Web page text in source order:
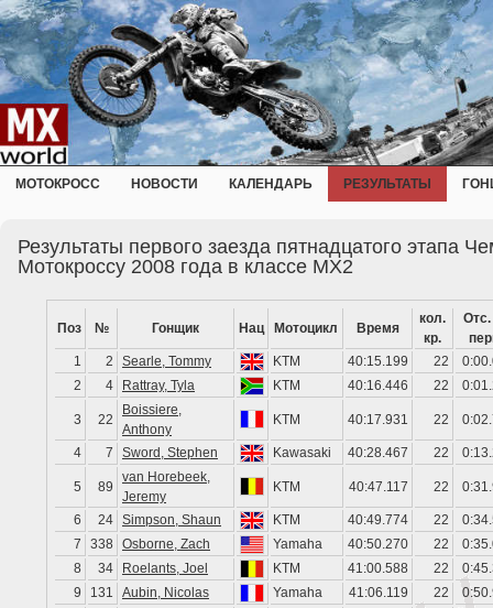
МОТОКРОСС НОВОСТИ КАЛЕНДАРЬ РЕЗУЛЬТАТЫ
Результаты первого заезда пятнадцатого этапа
Мотокроссу 2008 года в классе MX2
Поз № Гонщик Нац Мотоцикл Время
кол.
кр.
Отс.
1
2 Searle, Tommy KTM 40:15.199 22
2
4 Rattray, Tyla KTM 40:16.446 22
3 22
Boissiere,
Anthony
KTM 40:17.931 22
4 7 Sword, Stephen Kawasaki 40:28.467 22
5 89
van Horebeek,
Jeremy
KTM 40:47.117 22
6 24 Simpson, Shaun KTM 40:49.774 22
7
338 Osborne, Zach Yamaha 40:50.270 22
8
34 Roelants, Joel KTM 41:00.588 22
9
131 Aubin, Nicolas Yamaha 41:06.119 22